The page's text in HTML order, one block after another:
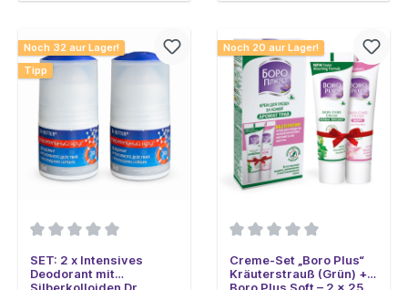
Noch 32 aur Lager!
Tipp
SET: 2 x Intensives
Deodorant mit
Silberkolloiden Dr.
Noch 20 aur Lager!
Creme-Set „Boro Plus“
Kräuterstrauß (Grün) +
Boro Plus Soft – 2 x 25